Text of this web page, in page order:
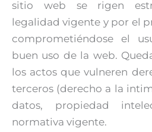
sitio web se rigen
legalidad vigente y por el
comprometiéndose el
buen uso de la web.
los actos que vulneren
terceros (derecho a la
datos, propiedad
normativa vigente.